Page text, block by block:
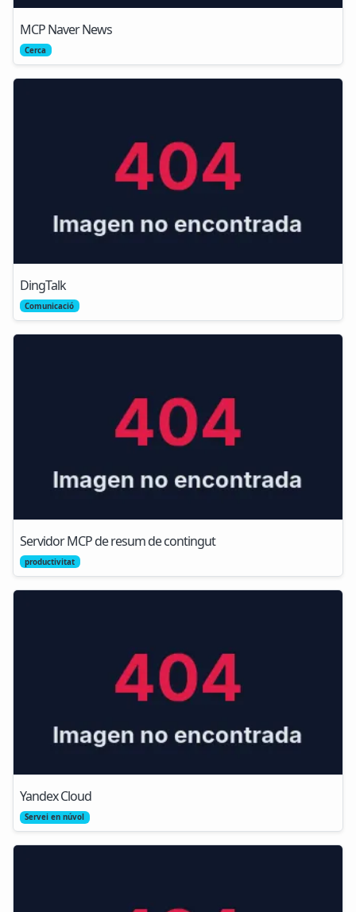
MCP Naver News
Cerca
DingTalk
Comunicació
Servidor MCP de resum de contingut
productivitat
Yandex Cloud
Servei en núvol